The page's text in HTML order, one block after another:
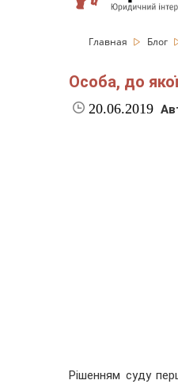
Главная Блог
Особа, до
20.06.2019
Рішенням суду